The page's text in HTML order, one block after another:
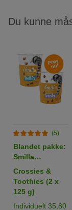
Du kunne
(5)
Blandet pakke:
Smilla
Kattegodbidder
Crossies &
Toothies (2 x
125 g)
Individuelt 35,80